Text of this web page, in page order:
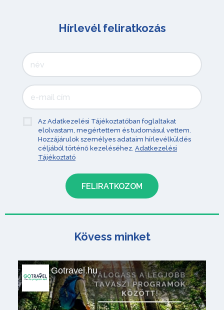
Hírlevél feliratkozás
Az Adatkezelési Tájékoztatóban foglaltakat
elolvastam, megértettem és tudomásul vettem.
Hozzájárulok személyes adataim hírlevélküldés
céljából történő kezeléséhez. Adatkezelési
Tájékoztató
Kövess minket
Gotravel.hu